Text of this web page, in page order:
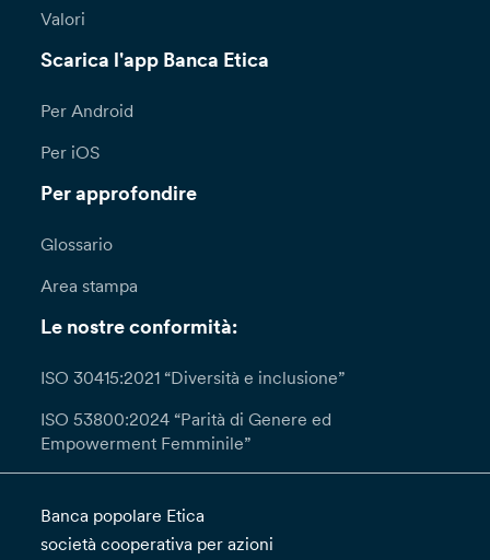
Valori
Scarica l'app Banca Etica
Per Android
Per iOS
Per approfondire
Glossario
Area stampa
Le nostre conformità:
ISO 30415:2021 “Diversità e inclusione”
ISO 53800:2024 “Parità di Genere ed
Empowerment Femminile”
Banca popolare Etica
società cooperativa per azioni